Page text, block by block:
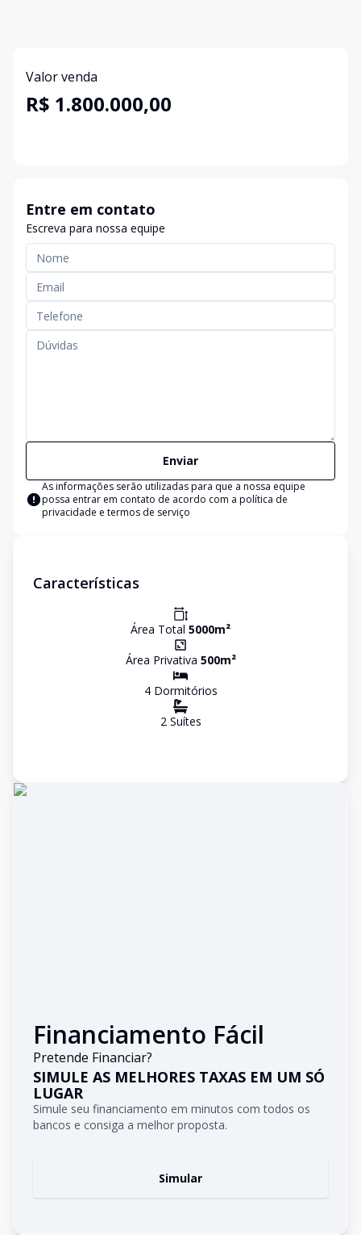
Valor venda
R$ 1.800.000,00
Entre em contato
Escreva para nossa equipe
Enviar
As informações serão utilizadas para que a nossa equipe
possa entrar em contato de acordo com a política de
privacidade e termos de serviço
Características
Área Total 5000m²
Área Privativa 500m²
4Dormitórios
2Suítes
Financiamento Fácil
Pretende Financiar?
SIMULE AS MELHORES TAXAS EM UM SÓ
LUGAR
Simule seu financiamento em minutos com todos os
bancos e consiga a melhor proposta.
Simular